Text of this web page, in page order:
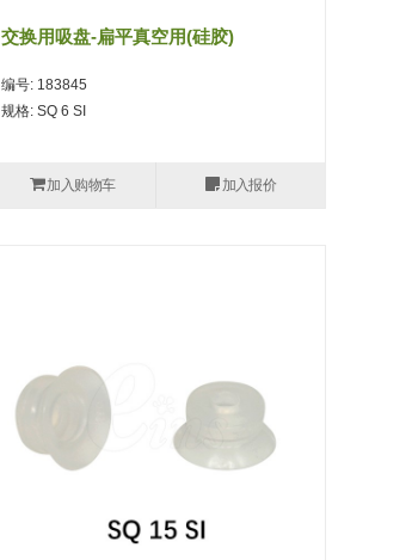
交换用吸盘-扁平真空用(硅胶)
编号: 183845
规格: SQ 6 SI
加入购物车 加入报价